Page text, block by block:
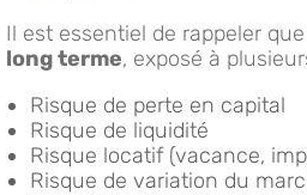
Il est essentiel de rappeler
long terme, exposé à
Risque de perte en capital
Risque de liquidité
Risque locatif (vacance,
Risque de variation du